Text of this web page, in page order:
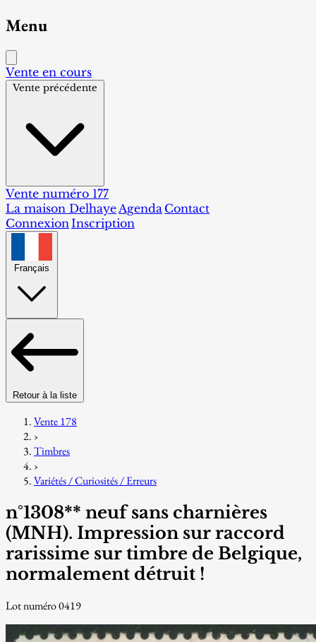
Menu
Vente en cours
Vente précédente
Vente numéro 177
La maison DelhayeAgenda Contact
ConnexionInscription
Français
Retour à la liste
Vente 178
›
Timbres
›
Variétés / Curiosités / Erreurs
n°1308** neuf sans charnières
(MNH). Impression sur raccord
rarissime sur timbre de Belgique,
normalement détruit !
Lot numéro 0419